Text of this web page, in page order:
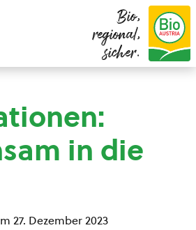
Bio,
regional,
sicher.
in die
27. Dezember 2023